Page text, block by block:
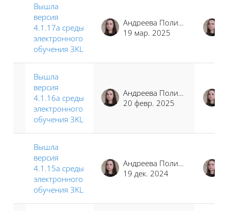
Вышла
версия
4.1.17a среды
электронного
обучения 3KL
Андреева Полина Иосифовна
19 мар. 2025
Вышла
версия
4.1.16a среды
электронного
обучения 3KL
Андреева Полина Иосифовна
20 февр. 2025
Вышла
версия
4.1.15a среды
электронного
обучения 3KL
Андреева Полина Иосифовна
19 дек. 2024